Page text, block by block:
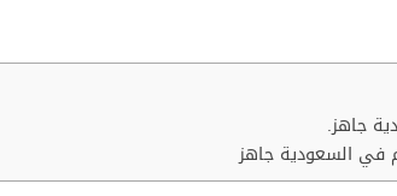
جاهز.
السعودية جاهز